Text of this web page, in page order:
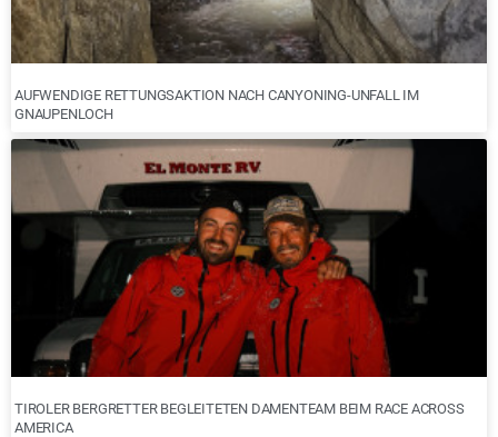
AUFWENDIGE RETTUNGSAKTION NACH CANYONING-UNFALL IM
GNAUPENLOCH
TIROLER BERGRETTER BEGLEITETEN DAMENTEAM BEIM RACE ACROSS
AMERICA